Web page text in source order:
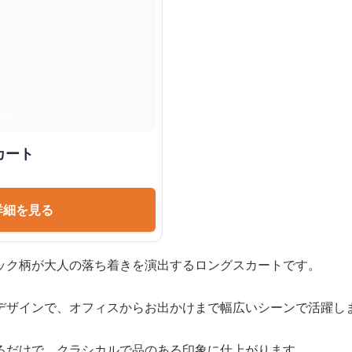
ト
を見る
柄が大人の落ち着きを演出するロングスカートです。
インで、オフィスからお出かけまで幅広いシーンで活躍し